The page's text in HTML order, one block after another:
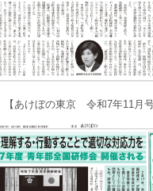
【あけぼの東京 令和7年11月号